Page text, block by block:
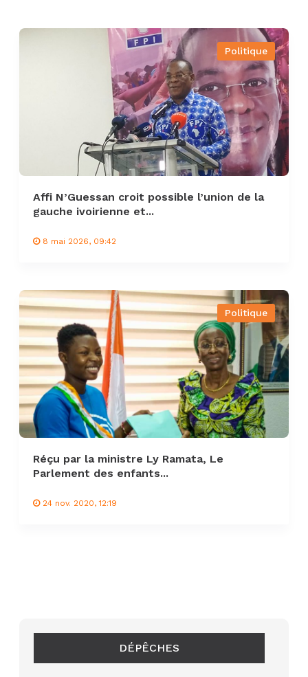
Politique
Affi N’Guessan croit possible l’union de la
gauche ivoirienne et...
8 mai 2026, 09:42
Politique
Réçu par la ministre Ly Ramata, Le
Parlement des enfants...
24 nov. 2020, 12:19
DÉPÊCHES